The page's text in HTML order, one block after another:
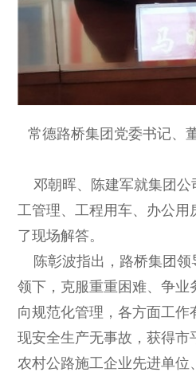
常德路桥集团党委书记、
邓朝晖、陈建军就集团公
工管理、工程用车、办公用
了现场解答。
陈彰波指出，路桥集团领
领下，克服重重困难、争业
向规范化管理，各方面工作
现安全生产无事故，获得市
农村公路施工企业先进单位